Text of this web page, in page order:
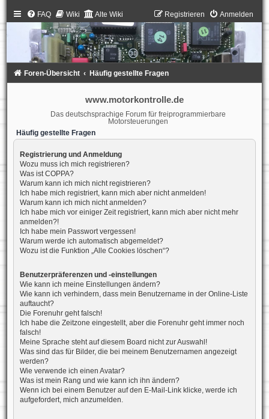
FAQ Wiki Alte Wiki Anmelden
Registrieren
Foren-Übersicht Häufig gestellte Fragen
www.motorkontrolle.de
Das deutschsprachige Forum für freiprogrammierbare
Motorsteuerungen
Häufig gestellte Fragen
Registrierung und Anmeldung
Wozu muss ich mich registrieren?
Was ist COPPA?
Warum kann ich mich nicht registrieren?
Ich habe mich registriert, kann mich aber nicht anmelden!
Warum kann ich mich nicht anmelden?
Ich habe mich vor einiger Zeit registriert, kann mich aber nicht mehr
anmelden?!
Ich habe mein Passwort vergessen!
Warum werde ich automatisch abgemeldet?
Wozu ist die Funktion „Alle Cookies löschen“?
Benutzerpräferenzen und -einstellungen
Wie kann ich meine Einstellungen ändern?
Wie kann ich verhindern, dass mein Benutzername in der Online-Liste
auftaucht?
Die Forenuhr geht falsch!
Ich habe die Zeitzone eingestellt, aber die Forenuhr geht immer noch
falsch!
Meine Sprache steht auf diesem Board nicht zur Auswahl!
Was sind das für Bilder, die bei meinem Benutzernamen angezeigt
werden?
Wie verwende ich einen Avatar?
Was ist mein Rang und wie kann ich ihn ändern?
Wenn ich bei einem Benutzer auf den E-Mail-Link klicke, werde ich
aufgefordert, mich anzumelden.